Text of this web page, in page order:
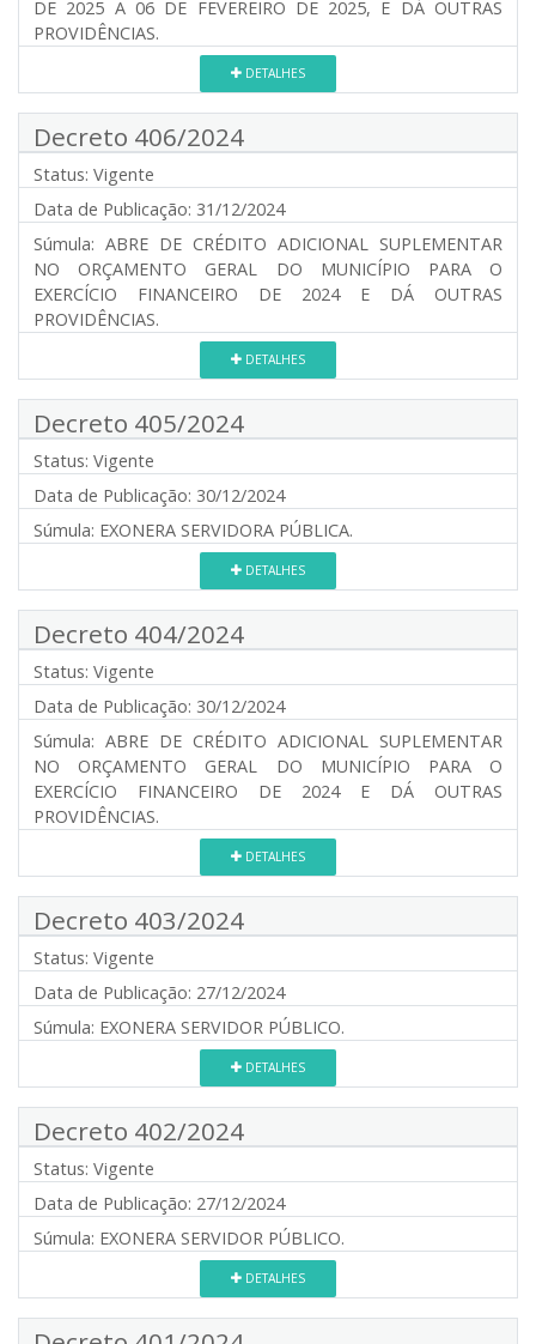
DE 2025 A 06 DE FEVEREIRO DE 2025, E DÁ OUTRAS
PROVIDÊNCIAS.
DETALHES
Decreto 406/2024
Status: Vigente
Data de Publicação: 31/12/2024
Súmula: ABRE DE CRÉDITO ADICIONAL SUPLEMENTAR
NO ORÇAMENTO GERAL DO MUNICÍPIO PARA O
EXERCÍCIO FINANCEIRO DE 2024 E DÁ OUTRAS
PROVIDÊNCIAS.
DETALHES
Decreto 405/2024
Status: Vigente
Data de Publicação: 30/12/2024
Súmula: EXONERA SERVIDORA PÚBLICA.
DETALHES
Decreto 404/2024
Status: Vigente
Data de Publicação: 30/12/2024
Súmula: ABRE DE CRÉDITO ADICIONAL SUPLEMENTAR
NO ORÇAMENTO GERAL DO MUNICÍPIO PARA O
EXERCÍCIO FINANCEIRO DE 2024 E DÁ OUTRAS
PROVIDÊNCIAS.
DETALHES
Decreto 403/2024
Status: Vigente
Data de Publicação: 27/12/2024
Súmula: EXONERA SERVIDOR PÚBLICO.
DETALHES
Decreto 402/2024
Status: Vigente
Data de Publicação: 27/12/2024
Súmula: EXONERA SERVIDOR PÚBLICO.
DETALHES